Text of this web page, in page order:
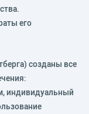
его
созданы все
индивидуальный